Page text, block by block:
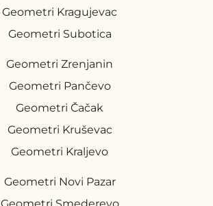
Geometri Kragujevac
Geometri Subotica
Geometri Zrenjanin
Geometri Pančevo
Geometri Čačak
Geometri Kruševac
Geometri Kraljevo
Geometri Novi Pazar
Geometri Smederevo